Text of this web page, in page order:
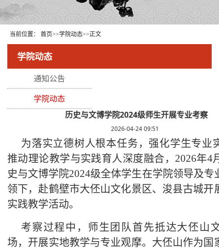
当前位置： 首页>>学院动态>>正文
学院动态
通知公告
学院动态
历史与文博学院2024级师生开展专业考察
2026-04-24 09:51
为落实立德树人根本任务，强化学生专业
推动理论教学与实践育人深度融合，2026年4
史与文博学院2024级全体学生在学院领导及专
领下，赴鹤壁市大伾山文化景区、浚县古城开
实践教学活动。
考察过程中，师生团队首先抵达大伾山
场，开展实地教学与专业观摩。大伾山作为国